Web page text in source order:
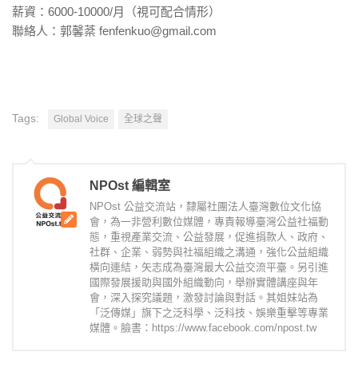
薪資：6000-10000/月（視可配合情形）
聯絡人：郭馨棻 fenfenkuo@gmail.com
Tags: Global Voice 全球之聲
NPOst 編輯室
NPOst 公益交流站，隸屬社團法人臺灣數位文化協
會，為一非營利數位媒體，專責報導臺灣公益社福動
態，重視產業交流、公益發展，促進捐款人、政府、
社群、企業、弱勢與社福組織之溝通，強化公益組織
橫向連結，矢志成為臺灣最大公益交流平臺。另引進
國際發展援助與國外組織動向，舉辦實體講座與年
會，深入探究議題，激發討論與對話。其姐妹站為
「泛傳媒」旗下之泛科學、泛科技、娛樂重擊等專業
媒體。臉書：https://www.facebook.com/npost.tw